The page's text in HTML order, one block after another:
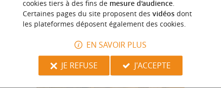
n
o
t
r
e
c
o
u
p
d
e
c
o
e
u
r
cookies tiers à des fins de mesure d'audience.
Certaines pages du site proposent des vidéosdont
les plateformes déposent également des cookies.
EN SAVOIR PLUS
JE REFUSE
J'ACCEPTE